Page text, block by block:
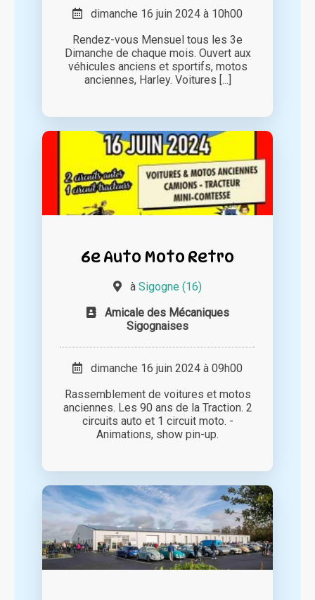
dimanche 16 juin 2024 à 10h00
Rendez-vous Mensuel tous les 3e
Dimanche de chaque mois. Ouvert aux
véhicules anciens et sportifs, motos
anciennes, Harley. Voitures [...]
6e Auto Moto Retro
à Sigogne (16)
Amicale des Mécaniques
Sigognaises
dimanche 16 juin 2024 à 09h00
Rassemblement de voitures et motos
anciennes. Les 90 ans de la Traction. 2
circuits auto et 1 circuit moto. -
Animations, show pin-up.